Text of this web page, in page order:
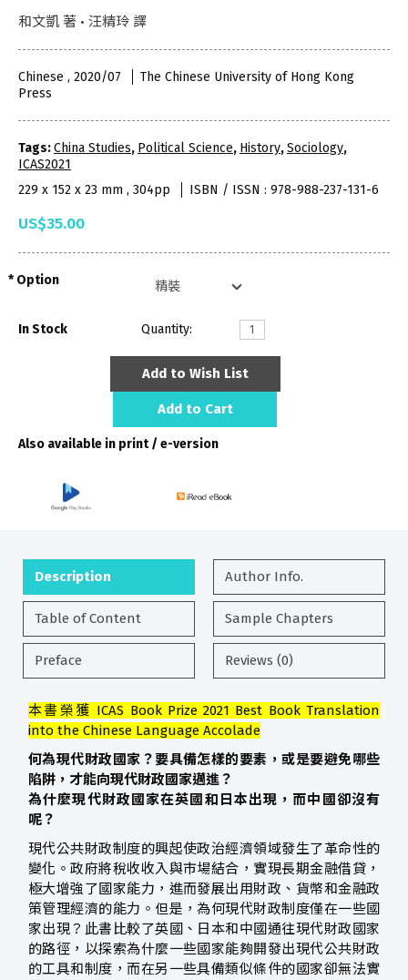
和文凱 著 • 汪精玲 譯
Chinese , 2020/07
The Chinese University of Hong Kong
Press
Tags:China Studies, Political Science, History,Sociology,
ICAS2021
229 x 152 x 23 mm , 304pp
ISBN / ISSN : 978-988-237-131-6
US$35.00
Option
In Stock Quantity:
Add to Wish List
Add to Cart
Also available in print / e-version
Description Author Info.
Table of Content Sample Chapters
Preface Reviews (0)
本書榮獲 ICAS Book Prize 2021 Best Book Translation
into the Chinese Language Accolade
何為現代財政國家？要具備怎樣的要素，或是要避免哪些
陷阱，才能向現代財政國家邁進？
為什麼現代財政國家在英國和日本出現，而中國卻沒有
呢？
現代公共財政制度的興起使政治經濟領域發生了革命性的
變化。政府將稅收收入與市場結合，實現長期金融借貸，
極大增強了國家能力，進而發展出用財政、貨幣和金融政
策管理經濟的能力。但是，為何現代財政制度僅在一些國
家出現？此書比較了英國、日本和中國通往現代財政國家
的路徑，以探索為什麼一些國家能夠開發出現代公共財政
的工具和制度，而在另一些具備類似條件的國家卻無法實